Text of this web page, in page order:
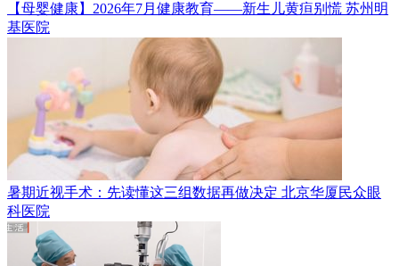
【母婴健康】2026年7月健康教育——新生儿黄疸别慌 苏州明
基医院
暑期近视手术：先读懂这三组数据再做决定 北京华厦民众眼
科医院